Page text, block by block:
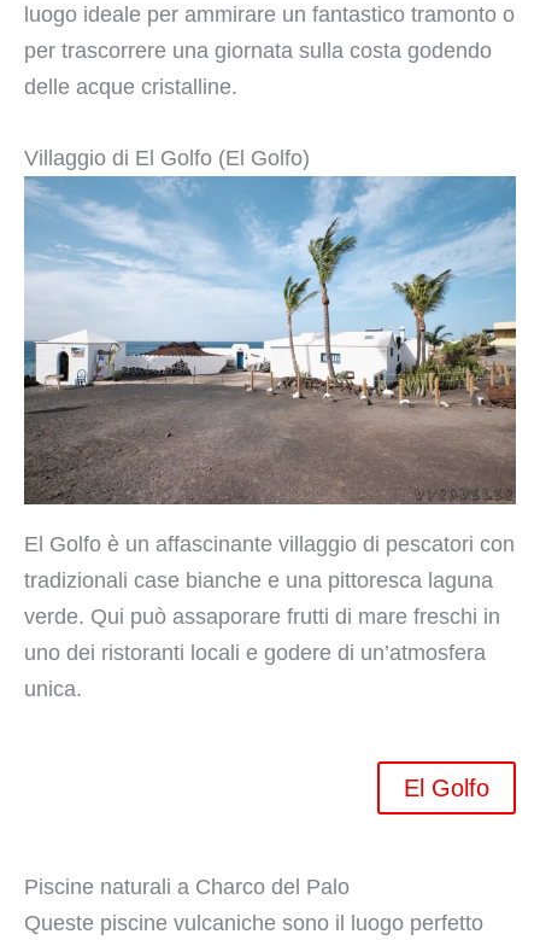
luogo ideale per ammirare un fantastico tramonto o
per trascorrere una giornata sulla costa godendo
delle acque cristalline.
Villaggio di El Golfo (El Golfo)
El Golfo è un affascinante villaggio di pescatori con
tradizionali case bianche e una pittoresca laguna
verde. Qui può assaporare frutti di mare freschi in
uno dei ristoranti locali e godere di un’atmosfera
unica.
El Golfo
Piscine naturali a Charco del Palo
Queste piscine vulcaniche sono il luogo perfetto